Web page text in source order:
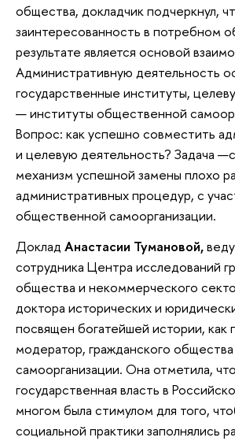
общества, докладчик подчеркнул,
заинтересованность в потребном
результате является основой
Административную деятельность
государственные институты,
— институты общественной
Вопрос: как успешно совместить
и целевую деятельность? Задача
механизм успешной замены плохо
административных процедур, с
общественной самоорганизации.
Доклад Анастасии Тумановой,
сотрудника Центра исследований
общества и некоммерческого
доктора исторических и
посвящен богатейшей истории, как
модератор, гражданского
самоорганизации. Она отметила, что
государственная власть в
многом была стимулом для того,
социальной практики заполнялись